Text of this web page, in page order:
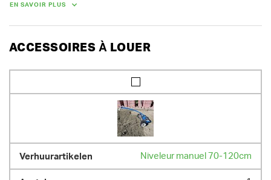
EN SAVOIR PLUS
ACCESSOIRES À LOUER
Niveleur manuel 70-120cm